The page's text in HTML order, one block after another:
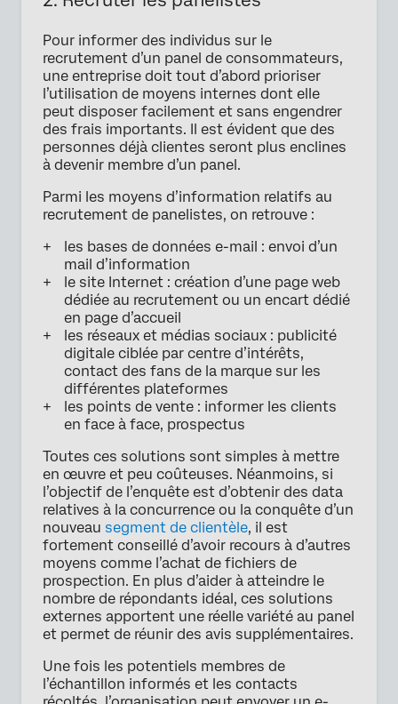
Pour informer des individus sur le
recrutement d’un panel de consommateurs,
une entreprise doit tout d’abord prioriser
l’utilisation de moyens internes dont elle
peut disposer facilement et sans engendrer
des frais importants. Il est évident que des
personnes déjà clientes seront plus enclines
à devenir membre d’un panel.
Parmi les moyens d’information relatifs au
recrutement de panelistes, on retrouve :
les bases de données e-mail : envoi d’un
mail d’information
le site Internet : création d’une page web
dédiée au recrutement ou un encart dédié
en page d’accueil
les réseaux et médias sociaux : publicité
digitale ciblée par centre d’intérêts,
contact des fans de la marque sur les
différentes plateformes
les points de vente : informer les clients
en face à face, prospectus
Toutes ces solutions sont simples à mettre
en œuvre et peu coûteuses. Néanmoins, si
l’objectif de l’enquête est d’obtenir des data
relatives à la concurrence ou la conquête d’un
nouveau segment de clientèle, il est
fortement conseillé d’avoir recours à d’autres
moyens comme l’achat de fichiers de
prospection. En plus d’aider à atteindre le
nombre de répondants idéal, ces solutions
externes apportent une réelle variété au panel
et permet de réunir des avis supplémentaires.
Une fois les potentiels membres de
l’échantillon informés et les contacts